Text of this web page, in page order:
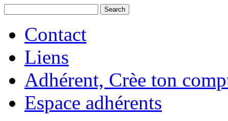
Contact
Liens
Adhérent, Crèe ton
Espace adhérents